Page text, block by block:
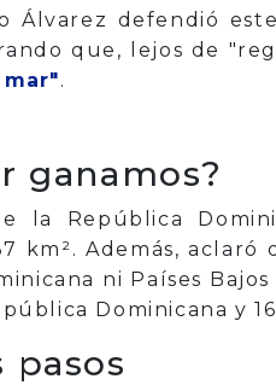
Álvarez defendió
que, lejos de
mar".
ganamos?
la República
km². Además,
ni Países
Dominicana y